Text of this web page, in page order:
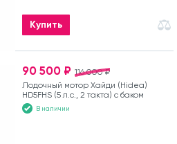
Купить
116 000 ₽
90 500 ₽
Лодочный мотор Хайди (Hidea)
HD5FHS (5 л.с., 2 такта) с баком
В наличии